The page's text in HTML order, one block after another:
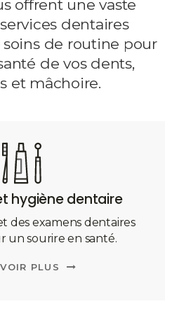
offrent une vaste
dentaires
de routine pour
de vos dents,
et mâchoire.
hygiène dentaire
des examens dentaires
un sourire en santé.
PLUS